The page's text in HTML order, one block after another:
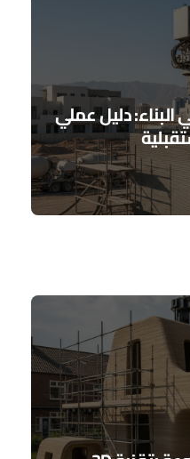
البناء: دليل عملي